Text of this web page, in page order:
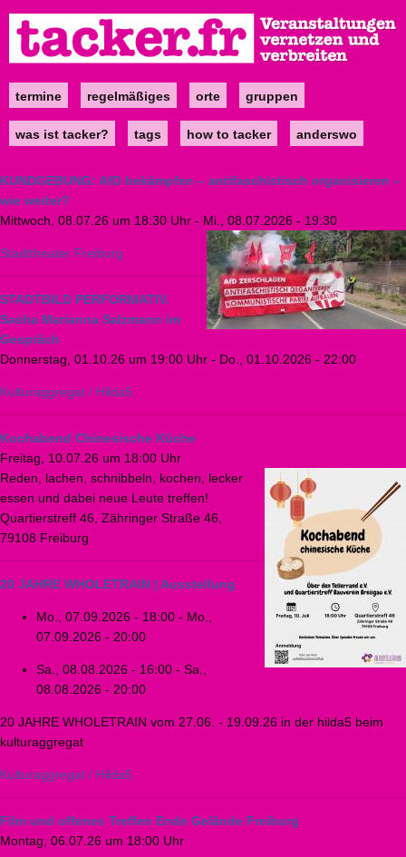
zum
Inhalt
Maintermine regelmäßiges orte gruppen
was ist tacker? tags how to tacker anderswo
KUNDGEBUNG: AfD bekämpfen – antifaschistisch organisieren –
wie weiter?
Mittwoch, 08.07.26 um 18:30 Uhr - Mi., 08.07.2026 - 19:30
Stadttheater Freiburg
STADTBILD PERFORMATIV.
Sasha Marianna Salzmann im
Gespräch
Donnerstag, 01.10.26 um 19:00 Uhr - Do., 01.10.2026 - 22:00
Kulturaggregat / Hilda5
Kochabend Chinesische Küche
Freitag, 10.07.26 um 18:00 Uhr
Reden, lachen, schnibbeln, kochen, lecker
essen und dabei neue Leute treffen!
Quartierstreff 46, Zähringer Straße 46,
79108 Freiburg
20 JAHRE WHOLETRAIN | Ausstellung
Mo., 07.09.2026 - 18:00 - Mo.,
07.09.2026 - 20:00
Sa., 08.08.2026 - 16:00 - Sa.,
08.08.2026 - 20:00
20 JAHRE WHOLETRAIN vom 27.06. - 19.09.26 in der hilda5 beim
kulturaggregat
Kulturaggregat / Hilda5
Film und offenes Treffen Ende Gelände Freiburg
Montag, 06.07.26 um 18:00 Uhr